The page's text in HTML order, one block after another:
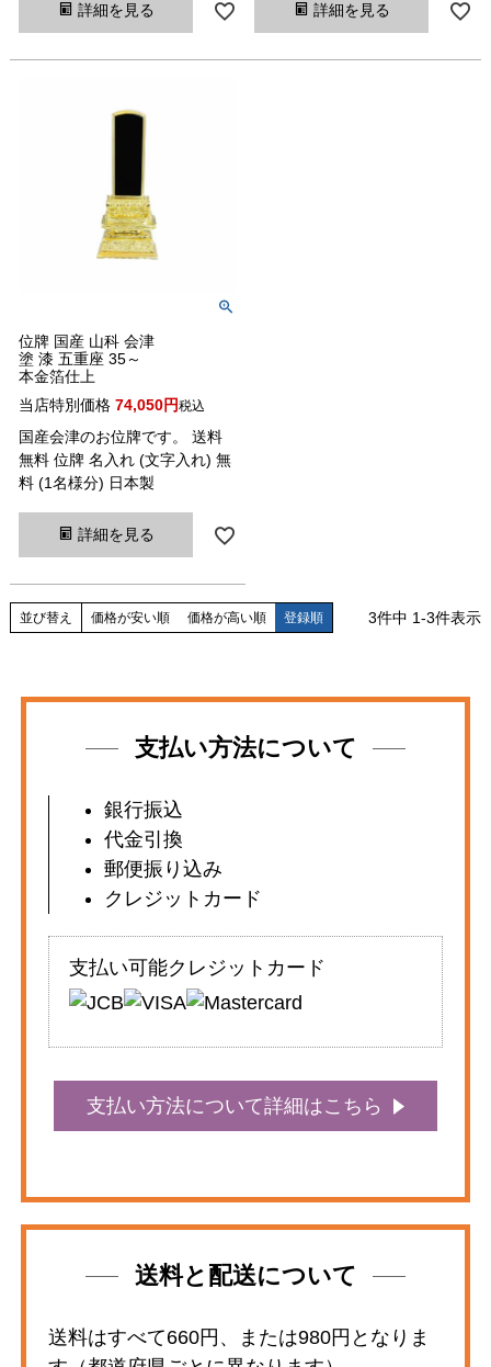
詳細を見る 詳細を見る
位牌 国産 山科 会津
塗 漆 五重座 35～
本金箔仕上
当店特別価格 74,050 税込
国産会津のお位牌です。 送料
無料 位牌 名入れ (文字入れ) 無
料 (1名様分) 日本製
詳細を見る
並び替え 価格が安い順 価格が高い順 登録順 3件中 1-3件表示
支払い方法について
銀行振込
代金引換
郵便振り込み
クレジットカード
支払い可能クレジットカード
支払い方法について詳細はこちら
送料と配送について
送料はすべて660円、または980円となりま